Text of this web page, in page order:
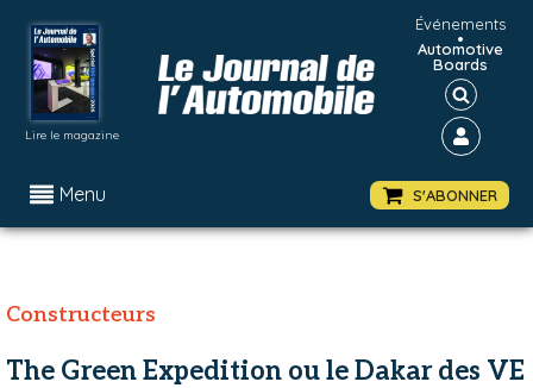
Lire le magazine
Événements
•
Automotive
Boards
Menu S'ABONNER
Constructeurs
The Green Expedition ou le Dakar des VE